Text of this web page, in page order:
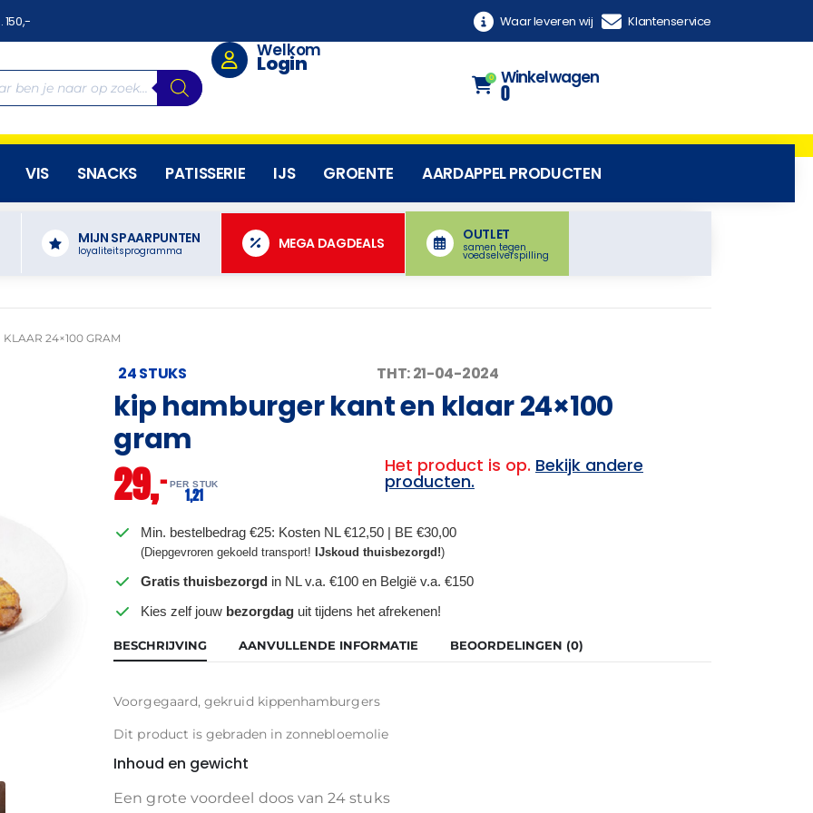
150,- Waar leveren wij Klantenservice
Welkom
Login
0 Winkelwagen
0
VIS SNACKS PATISSERIE IJS GROENTE AARDAPPEL PRODUCTEN
MIJN SPAARPUNTEN
loyaliteitsprogramma MEGA DAGDEALS
OUTLET
samen tegen
voedselverspilling
24×100 GRAM
24 STUKS THT: 21-04-2024
kip hamburger kant en klaar 24×100
gram
29,– PER STUK
1,21
Het product is op. Bekijk andere
producten.
Min. bestelbedrag €25: Kosten NL €12,50 | BE €30,00
(Diepgevroren gekoeld transport!IJskoud thuisbezorgd!)
Gratis thuisbezorgd in NL v.a. €100 en België v.a. €150
Kies zelf jouw bezorgdag uit tijdens het afrekenen!
BESCHRIJVING AANVULLENDE INFORMATIE BEOORDELINGEN (0)
Voorgegaard, gekruid kippenhamburgers
Dit product is gebraden in zonnebloemolie
Inhoud en gewicht
Een grote voordeel doos van 24 stuks